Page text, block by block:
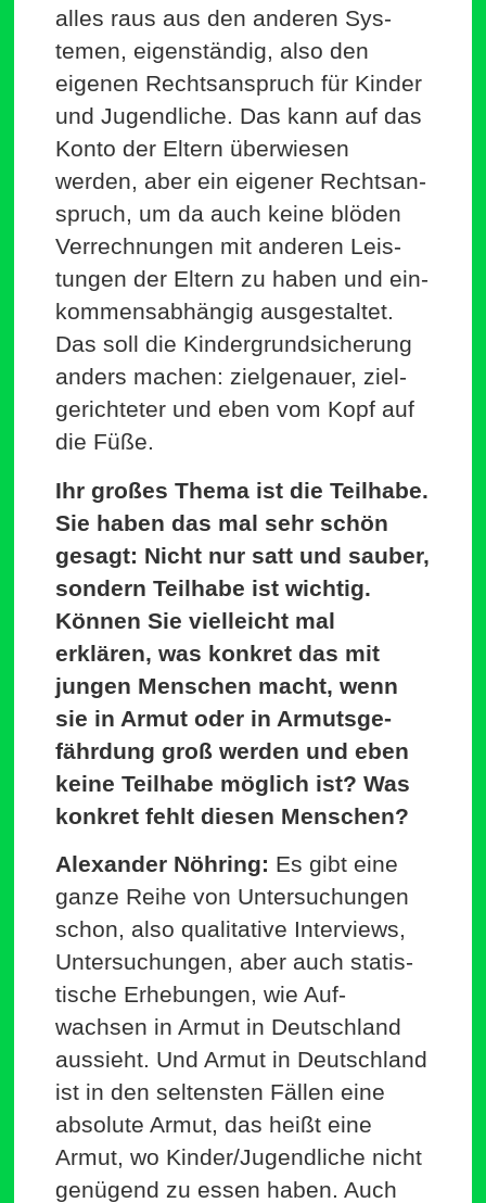
alles raus aus den anderen Sys­
temen, eigen­ständig, also den
eigenen Rechts­an­spruch für Kinder
und Jugend­liche. Das kann auf das
Konto der Eltern über­wiesen
werden, aber ein eigener Rechts­an­
spruch, um da auch keine blöden
Ver­rech­nungen mit anderen Leis­
tungen der Eltern zu haben und ein­
kom­mens­ab­hängig aus­ge­staltet.
Das soll die Kin­der­grund­si­cherung
anders machen: ziel­ge­nauer, ziel­
ge­rich­teter und eben vom Kopf auf
die Füße.
Ihr großes Thema ist die Teilhabe.
Sie haben das mal sehr schön
gesagt: Nicht nur satt und sauber,
sondern Teilhabe ist wichtig.
Können Sie viel­leicht mal
erklären, was konkret das mit
jungen Men­schen macht, wenn
sie in Armut oder in Armuts­ge­
fährdung groß werden und eben
keine Teilhabe möglich ist? Was
konkret fehlt diesen Menschen?
Alex­ander Nöhring: Es gibt eine
ganze Reihe von Unter­su­chungen
schon, also qua­li­tative Inter­views,
Unter­su­chungen, aber auch sta­tis­
tische Erhe­bungen, wie Auf­
wachsen in Armut in Deutschland
aus­sieht. Und Armut in Deutschland
ist in den sel­tensten Fällen eine
absolute Armut, das heißt eine
Armut, wo Kinder/​Jugendliche nicht
genügend zu essen haben. Auch